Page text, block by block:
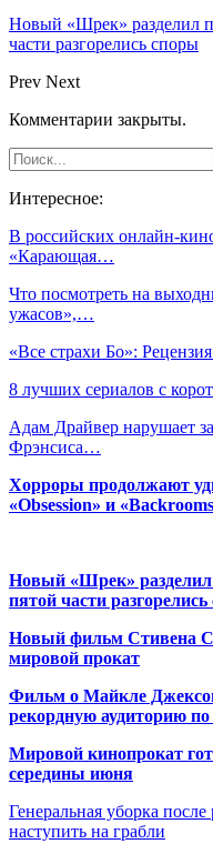
Новый «Шрек» разделил
части разгорелись споры
Prev Next
Комментарии закрыты.
Интересное:
В российских онлайн-
«Карающая…
Что посмотреть на
ужасов»,…
«Все страхи Бо»:
8 лучших сериалов с
Адам Драйвер нарушает
Фрэнсиса…
Хорроры продолжают
«Obsession» и
Новый «Шрек» разделил
пятой части
Новый фильм Стивена
мировой прокат
Фильм о Майкле
рекордную аудиторию
Мировой кинопрокат
середины июня
Генеральная уборка
наступить на грабли